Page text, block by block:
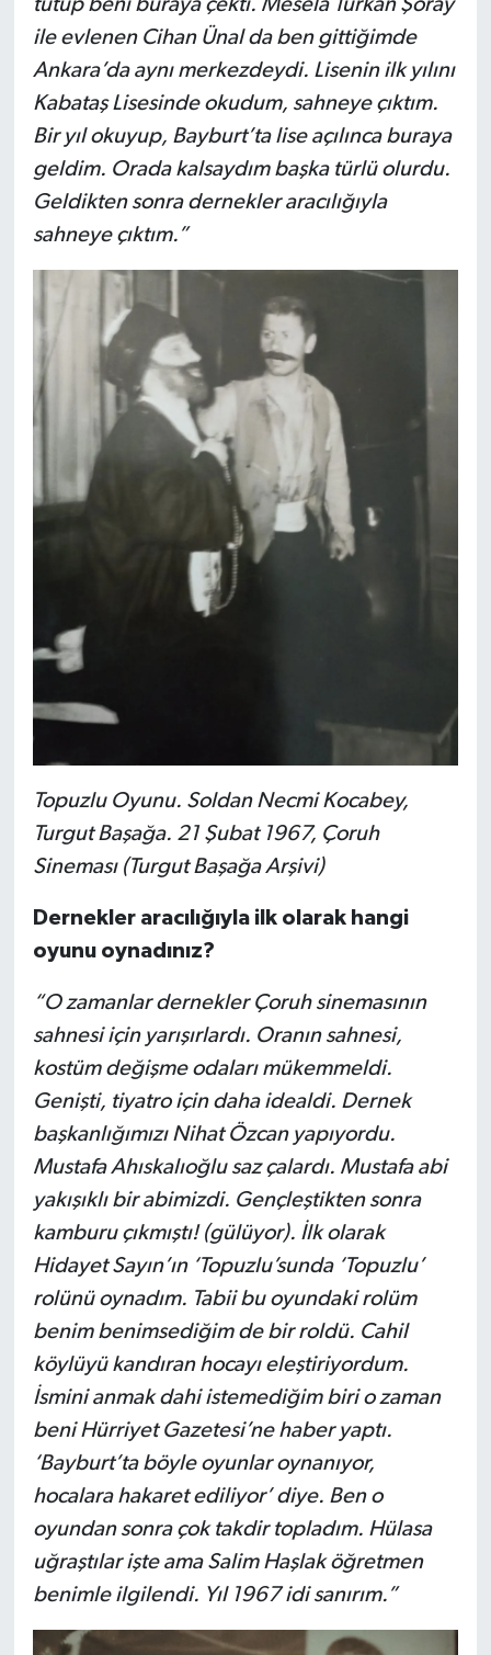
ile evlenen Cihan Ünal da ben gittiğimde
Ankara’da aynı merkezdeydi. Lisenin ilk yılını
Kabataş Lisesinde okudum, sahneye çıktım.
Bir yıl okuyup, Bayburt’ta lise açılınca buraya
geldim. Orada kalsaydım başka türlü olurdu.
Geldikten sonra dernekler aracılığıyla
sahneye çıktım.”
Topuzlu Oyunu. Soldan Necmi Kocabey,
Turgut Başağa. 21 Şubat 1967, Çoruh
Sineması (Turgut Başağa Arşivi)
Dernekler aracılığıyla ilk olarak hangi
oyunu oynadınız?
“O zamanlar dernekler Çoruh sinemasının
sahnesi için yarışırlardı. Oranın sahnesi,
kostüm değişme odaları mükemmeldi.
Genişti, tiyatro için daha idealdi. Dernek
başkanlığımızı Nihat Özcan yapıyordu.
Mustafa Ahıskalıoğlu saz çalardı. Mustafa abi
yakışıklı bir abimizdi. Gençleştikten sonra
kamburu çıkmıştı! (gülüyor). İlk olarak
Hidayet Sayın’ın ‘Topuzlu’sunda ‘Topuzlu’
rolünü oynadım. Tabii bu oyundaki rolüm
benim benimsediğim de bir roldü. Cahil
köylüyü kandıran hocayı eleştiriyordum.
İsmini anmak dahi istemediğim biri o zaman
beni Hürriyet Gazetesi’ne haber yaptı.
‘Bayburt’ta böyle oyunlar oynanıyor,
hocalara hakaret ediliyor’ diye. Ben o
oyundan sonra çok takdir topladım. Hülasa
uğraştılar işte ama Salim Haşlak öğretmen
benimle ilgilendi. Yıl 1967 idi sanırım.”